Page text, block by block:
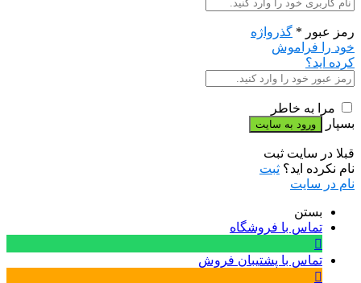
رمز عبور * گذرواژه
خود را فراموش
کرده اید؟
مرا به خاطر
بسپار
قبلا در سایت ثبت
نام نکرده اید؟ ثبت
نام در سایت
بستن
تماس با فروشگاه
تماس با پشتیبان فروش